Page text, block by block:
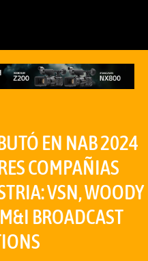
EN NAB 2024
COMPAÑIAS
VSN, WOODY
BROADCAST